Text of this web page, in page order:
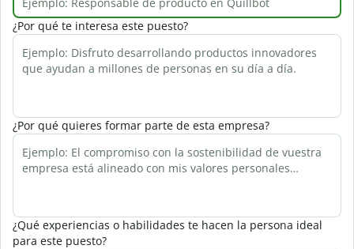
¿Por qué te interesa este puesto?
¿Por qué quieres formar parte de esta empresa?
¿Qué experiencias o habilidades te hacen la persona ideal
para este puesto?